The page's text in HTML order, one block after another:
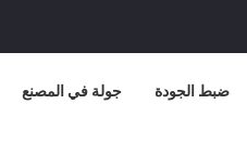
جولة في المصنع ضبط الجودة